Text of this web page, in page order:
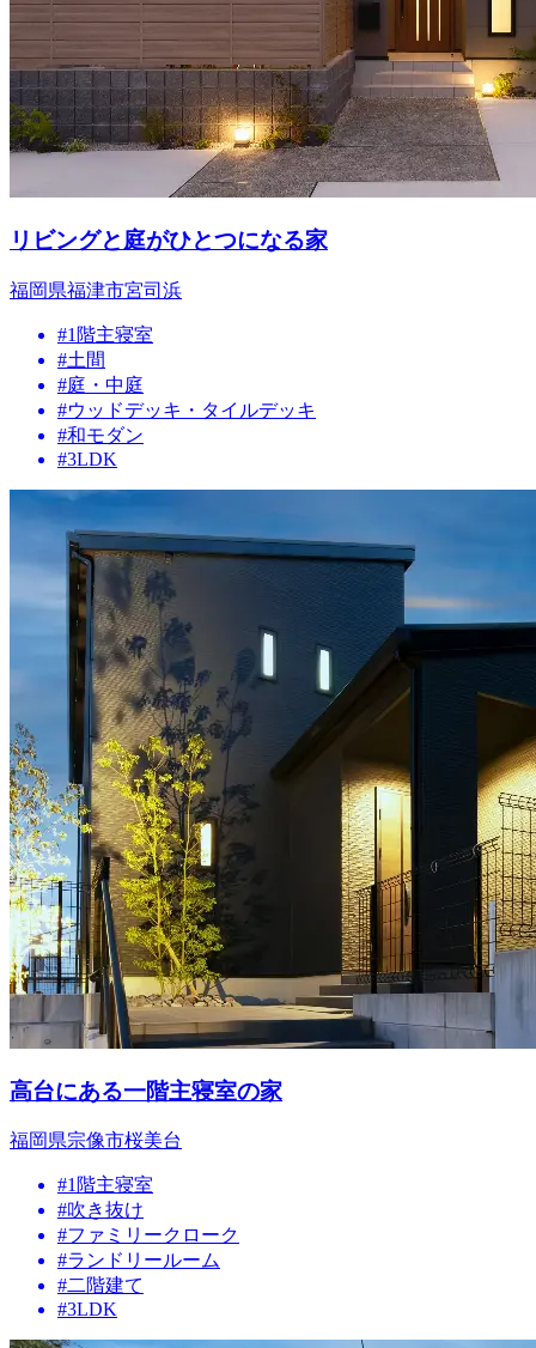
リビングと庭がひとつになる家
福岡県福津市宮司浜
#1階主寝室
#土間
#庭・中庭
#ウッドデッキ・タイルデッキ
#和モダン
#3LDK
高台にある一階主寝室の家
福岡県宗像市桜美台
#1階主寝室
#吹き抜け
#ファミリークローク
#ランドリールーム
#二階建て
#3LDK